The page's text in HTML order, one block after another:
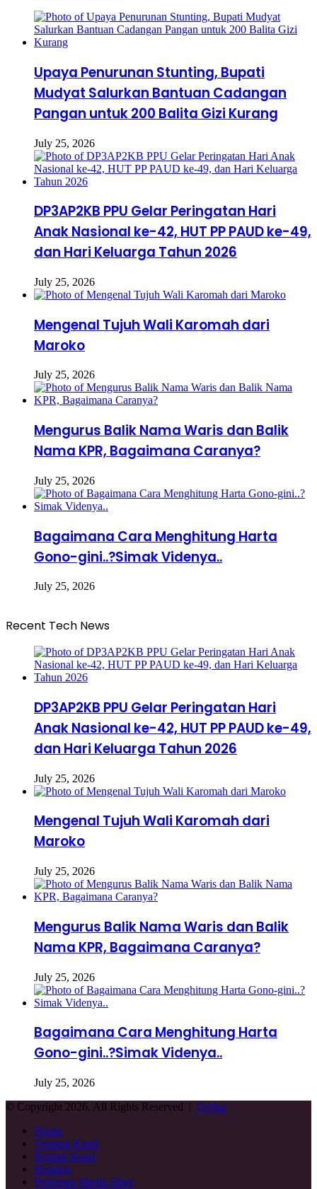
Upaya Penurunan Stunting, Bupati
Mudyat Salurkan Bantuan Cadangan
Pangan untuk 200 Balita Gizi Kurang
July 25, 2026
DP3AP2KB PPU Gelar Peringatan Hari
Anak Nasional ke-42, HUT PP PAUD ke-49,
dan Hari Keluarga Tahun 2026
July 25, 2026
Mengenal Tujuh Wali Karomah dari
Maroko
July 25, 2026
Mengurus Balik Nama Waris dan Balik
Nama KPR, Bagaimana Caranya?
July 25, 2026
Bagaimana Cara Menghitung Harta
Gono-gini..?Simak Videnya..
July 25, 2026
Recent Tech News
DP3AP2KB PPU Gelar Peringatan Hari
Anak Nasional ke-42, HUT PP PAUD ke-49,
dan Hari Keluarga Tahun 2026
July 25, 2026
Mengenal Tujuh Wali Karomah dari
Maroko
July 25, 2026
Mengurus Balik Nama Waris dan Balik
Nama KPR, Bagaimana Caranya?
July 25, 2026
Bagaimana Cara Menghitung Harta
Gono-gini..?Simak Videnya..
July 25, 2026
© Copyright 2026, All Rights Reserved | Q-Har
Home
Tentang Kami
Kontak Kami
Redaksi
Pedoman Media Siber